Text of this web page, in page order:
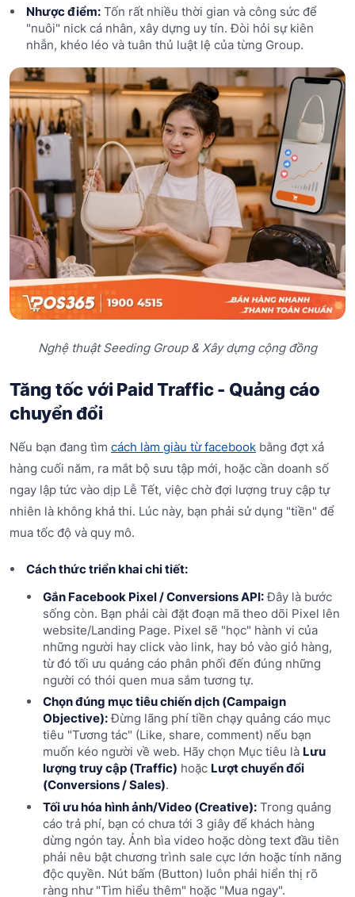
Nhược điểm:Tốn rất nhiều thời gian và công sức để
"nuôi" nick cá nhân, xây dựng uy tín. Đòi hỏi sự kiên
nhẫn, khéo léo và tuân thủ luật lệ của từng Group.
Nghệ thuật Seeding Group & Xây dựng cộng đồng
Tăng tốc với Paid Traffic - Quảng cáo
chuyển đổi
Nếu bạn đang tìm cách làm giàu từ facebook bằng đợt xả
hàng cuối năm, ra mắt bộ sưu tập mới, hoặc cần doanh số
ngay lập tức vào dịp Lễ Tết, việc chờ đợi lượng truy cập tự
nhiên là không khả thi. Lúc này, bạn phải sử dụng "tiền" để
mua tốc độ và quy mô.
Cách thức triển khai chi tiết:
Gắn Facebook Pixel / Conversions API:Đây là bước
sống còn. Bạn phải cài đặt đoạn mã theo dõi Pixel lên
website/Landing Page. Pixel sẽ "học" hành vi của
những người hay click vào link, hay bỏ vào giỏ hàng,
từ đó tối ưu quảng cáo phân phối đến đúng những
người có thói quen mua sắm tương tự.
Chọn đúng mục tiêu chiến dịch (Campaign
Objective):Đừng lãng phí tiền chạy quảng cáo mục
tiêu "Tương tác" (Like, share, comment) nếu bạn
muốn kéo người về web. Hãy chọn Mục tiêu là Lưu
lượng truy cập (Traffic) hoặc Lượt chuyển đổi
(Conversions / Sales).
Tối ưu hóa hình ảnh/Video (Creative):Trong quảng
cáo trả phí, bạn có chưa tới 3 giây để khách hàng
dừng ngón tay. Ảnh bìa video hoặc dòng text đầu tiên
phải nêu bật chương trình sale cực lớn hoặc tính năng
độc quyền. Nút bấm (Button) luôn phải hiển thị rõ
ràng như "Tìm hiểu thêm" hoặc "Mua ngay".